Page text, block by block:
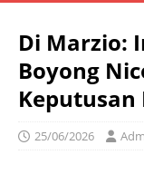
Di Marzio:
Boyong
Keputusan
25/06/2026